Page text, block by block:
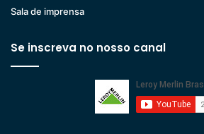
Sala de imprensa
Se inscreva no nosso canal